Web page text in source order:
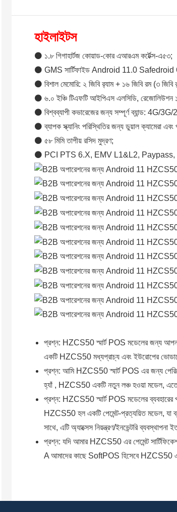
হাইলাইটস
⚫ ১.৮ গিগাহার্টজ কোয়াড-কোর এআরএম কর্টেক্স-এ৫৩;
⚫ GMS সার্টিফাইড Android 11.0 Safedroid
⚫ বিশাল মেমোরি: ২ জিবি র‍্যাম + ১৬ জিবি রম (৩ জিবি
⚫ ৬.০ ইঞ্চি টিএফটি আইপিএস এলসিডি,
⚫ বিশ্বব্যাপী কভারেজের জন্য সম্পূর্ণ ব্যান্ড:
⚫ ব্যাপক স্ক্যানিং পরিস্থিতির জন্য ডুয়াল ক্যামেরা এবং
⚫ ৫৮ মিমি তাপীয় রসিদ মুদ্রণ;
⚫ PCI PTS 6.X, EMV L1&L2, Paypass,
প্রশ্ন: HZCS50 স্মার্ট POS মডেলের জন্য আপনার
একটি HZCS50 মধ্যপ্রাচ্য এবং ইউরোপের
প্রশ্ন: আমি HZCS50 স্মার্ট POS এর জন্য
হ্যাঁ , HZCS50 একটি নতুন লঞ্চ হওয়া মডেল, এতে
প্রশ্ন: HZCS50 স্মার্ট POS মডেলের ব্যবহারের
HZCS50 হল একটি পেমেন্ট-প্রত্যয়িত মডেল, যা
সাথে, এটি অ্যাক্সেস নিয়ন্ত্রণ/ইনভেন্টরি
প্রশ্ন: যদি আমার HZCS50 এর পেমেন্ট
A আমাদের কাছে SoftPOS হিসেবে HZCS50